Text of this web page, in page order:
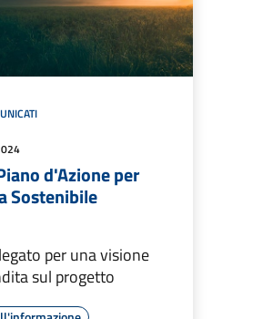
d'Azione per
Sostenibile
per una visione
sul progetto